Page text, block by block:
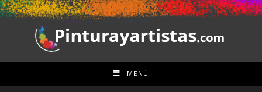
Saltar
al
contenido
MENÚ